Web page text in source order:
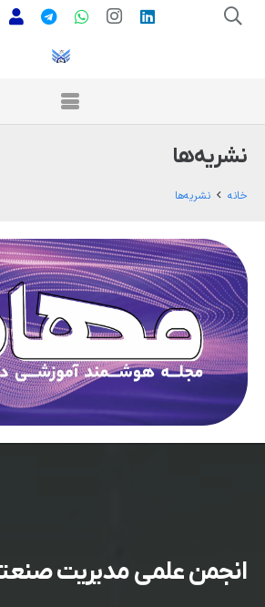
نشریه‌ها
خانه نشریه‌ها
انجمن علمی مدیریت